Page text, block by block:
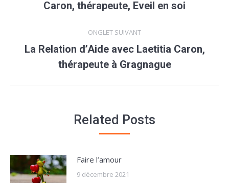
commentaireprécédent
Caron, thérapeute, Eveil en soi
ONGLET SUIVANT
Onglet
suivant
La Relation d’Aide avec Laetitia Caron,
thérapeute à Gragnague
Related Posts
Faire l’amour
9 décembre 2021